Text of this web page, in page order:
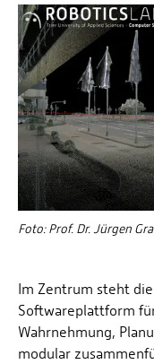
Foto: Prof. Dr. Jürgen
Im Zentrum steht
Softwareplattform
Wahrnehmung,
modular